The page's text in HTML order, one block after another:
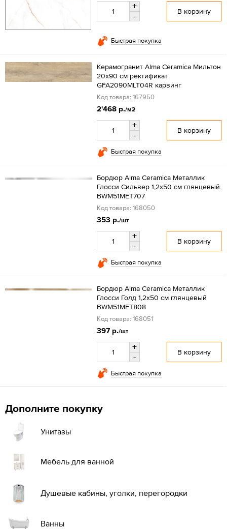
+
-
В корзину
Быстрая покупка
Керамогранит Alma Ceramica Мильтон
20x90 см ректификат
GFA2090MLT04R карвинг
Код товара: 167950
2'468 р./м2
+
-
В корзину
Быстрая покупка
Бордюр Alma Ceramica Металлик
Глосси Сильвер 1,2x50 см глянцевый
BWM51MET707
Код товара: 168050
353 р./шт
+
-
В корзину
Быстрая покупка
Бордюр Alma Ceramica Металлик
Глосси Голд 1,2x50 см глянцевый
BWM51MET808
Код товара: 168051
397 р./шт
+
-
В корзину
Быстрая покупка
Дополните покупку
Унитазы
Мебель для ванной
Душевые кабины, уголки, перегородки
Ванны